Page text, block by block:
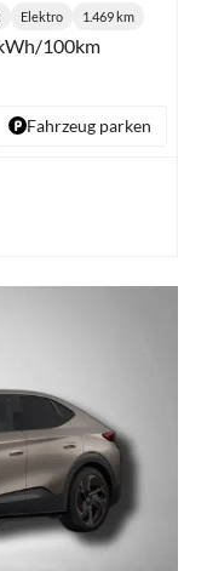
Kraftstoff:
Elektro
Kilometerstand:
1.469 km
100km
Fahrzeug parken